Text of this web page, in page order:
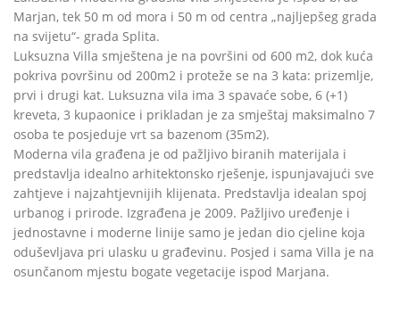
Marjan, tek 50 m od mora i 50 m od centra „najljepšeg grada
na svijetu“- grada Splita.
Luksuzna Villa smještena je na površini od 600 m2, dok kuća
pokriva površinu od 200m2 i proteže se na 3 kata: prizemlje,
prvi i drugi kat. Luksuzna vila ima 3 spavaće sobe, 6 (+1)
kreveta, 3 kupaonice i prikladan je za smještaj maksimalno 7
osoba te posjeduje vrt sa bazenom (35m2).
Moderna vila građena je od pažljivo biranih materijala i
predstavlja idealno arhitektonsko rješenje, ispunjavajući sve
zahtjeve i najzahtjevnijih klijenata. Predstavlja idealan spoj
urbanog i prirode. Izgrađena je 2009. Pažljivo uređenje i
jednostavne i moderne linije samo je jedan dio cjeline koja
oduševljava pri ulasku u građevinu. Posjed i sama Villa je na
osunčanom mjestu bogate vegetacije ispod Marjana.